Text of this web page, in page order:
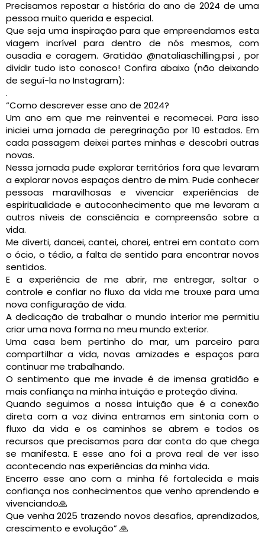
Precisamos repostar a história do ano de 2024 de uma
pessoa muito querida e especial.
Que seja uma inspiração para que empreendamos esta
viagem incrível para dentro de nós mesmos, com
ousadia e coragem. Gratidão @nataliaschilling.psi , por
dividir tudo isto conosco! Confira abaixo (não deixando
de seguí-la no Instagram):
.
“Como descrever esse ano de 2024?
Um ano em que me reinventei e recomecei. Para isso
iniciei uma jornada de peregrinação por 10 estados. Em
cada passagem deixei partes minhas e descobri outras
novas.
Nessa jornada pude explorar territórios fora que levaram
a explorar novos espaços dentro de mim. Pude conhecer
pessoas maravilhosas e vivenciar experiências de
espiritualidade e autoconhecimento que me levaram a
outros níveis de consciência e compreensão sobre a
vida.
Me diverti, dancei, cantei, chorei, entrei em contato com
o ócio, o tédio, a falta de sentido para encontrar novos
sentidos.
E a experiência de me abrir, me entregar, soltar o
controle e confiar no fluxo da vida me trouxe para uma
nova configuração de vida.
A dedicação de trabalhar o mundo interior me permitiu
criar uma nova forma no meu mundo exterior.
Uma casa bem pertinho do mar, um parceiro para
compartilhar a vida, novas amizades e espaços para
continuar me trabalhando.
O sentimento que me invade é de imensa gratidão e
mais confiança na minha intuição e proteção divina.
Quando seguimos a nossa intuição que é a conexão
direta com a voz divina entramos em sintonia com o
fluxo da vida e os caminhos se abrem e todos os
recursos que precisamos para dar conta do que chega
se manifesta. E esse ano foi a prova real de ver isso
acontecendo nas experiências da minha vida.
Encerro esse ano com a minha fé fortalecida e mais
confiança nos conhecimentos que venho aprendendo e
vivenciando🙏
Que venha 2025 trazendo novos desafios, aprendizados,
crescimento e evolução” 🙏